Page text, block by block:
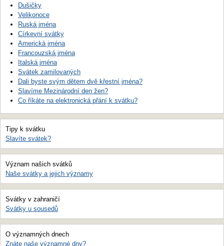
Dušičky
Velikonoce
Ruská jména
Církevní svátky
Americká jména
Francouzská jména
Italská jména
Svátek zamilovaných
Dali byste svým dětem dvě křestní jména?
Slavíme Mezinárodní den žen?
Co říkáte na elektronická přání k svátku?
Tipy k svátku
Slavíte svátek?
Význam našich svátků
Naše svátky a jejich významy
Svátky v zahraničí
Svátky u sousedů
O významných dnech
Znáte naše významné dny?